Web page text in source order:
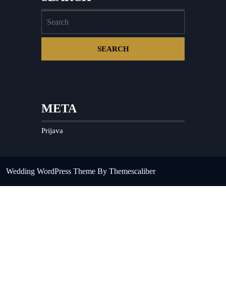
META
Prijava
Wedding WordPress Theme By Themescaliber